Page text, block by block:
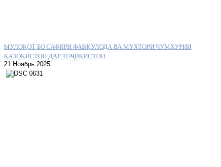
МУЛОҚОТ БО САФИРИ ФАВҚУЛОДА ВА МУХТОРИ ҶУМҲУРИИ
ҚАЗОҚИСТОН ДАР ТОҶИКИСТОН
21 Ноябрь 2025